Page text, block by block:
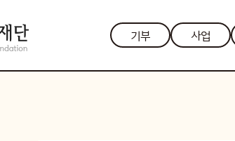
기부 사업